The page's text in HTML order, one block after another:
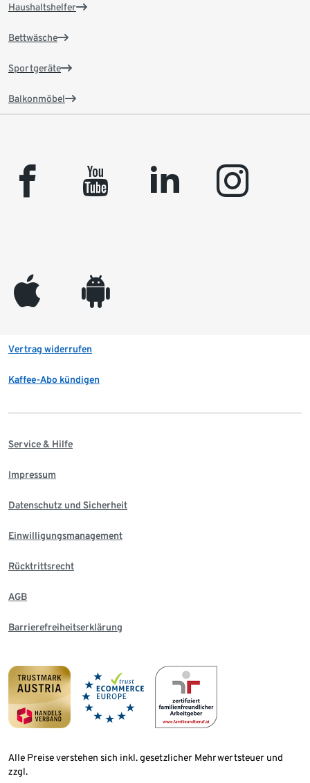
Haushaltshelfer
Bettwäsche
Sportgeräte
Balkonmöbel
facebook youtube linkedin instagram
appleinc android
Vertrag widerrufen
Kaffee-Abo kündigen
Service & Hilfe
Impressum
Datenschutz und Sicherheit
Einwilligungsmanagement
Rücktrittsrecht
AGB
Barrierefreiheitserklärung
Alle Preise verstehen sich inkl. gesetzlicher Mehrwertsteuer und
zzgl.